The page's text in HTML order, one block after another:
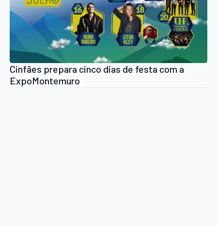
Cinfães prepara cinco dias de festa com a
ExpoMontemuro